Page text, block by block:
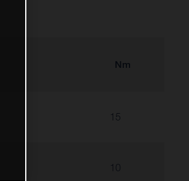
Nm
15
10